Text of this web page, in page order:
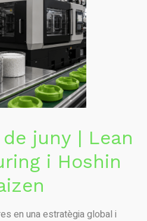
de juny | Lean
i Hoshin
en una estratègia global i